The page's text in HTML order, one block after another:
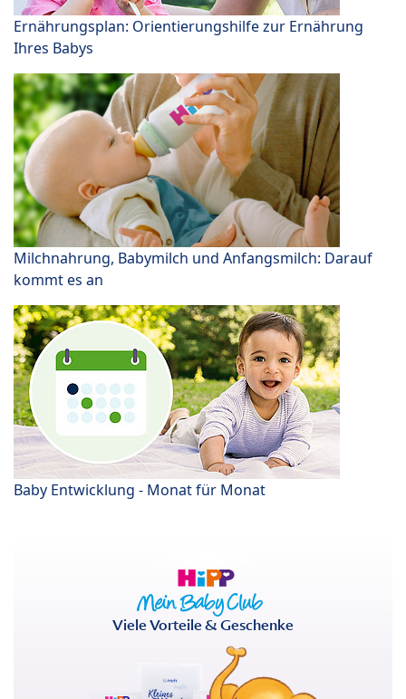
Ernährungsplan: Orientierungshilfe zur Ernährung
Ihres Babys
Milchnahrung, Babymilch und Anfangsmilch: Darauf
kommt es an
Baby Entwicklung - Monat für Monat
Viele Vorteile & Geschenke